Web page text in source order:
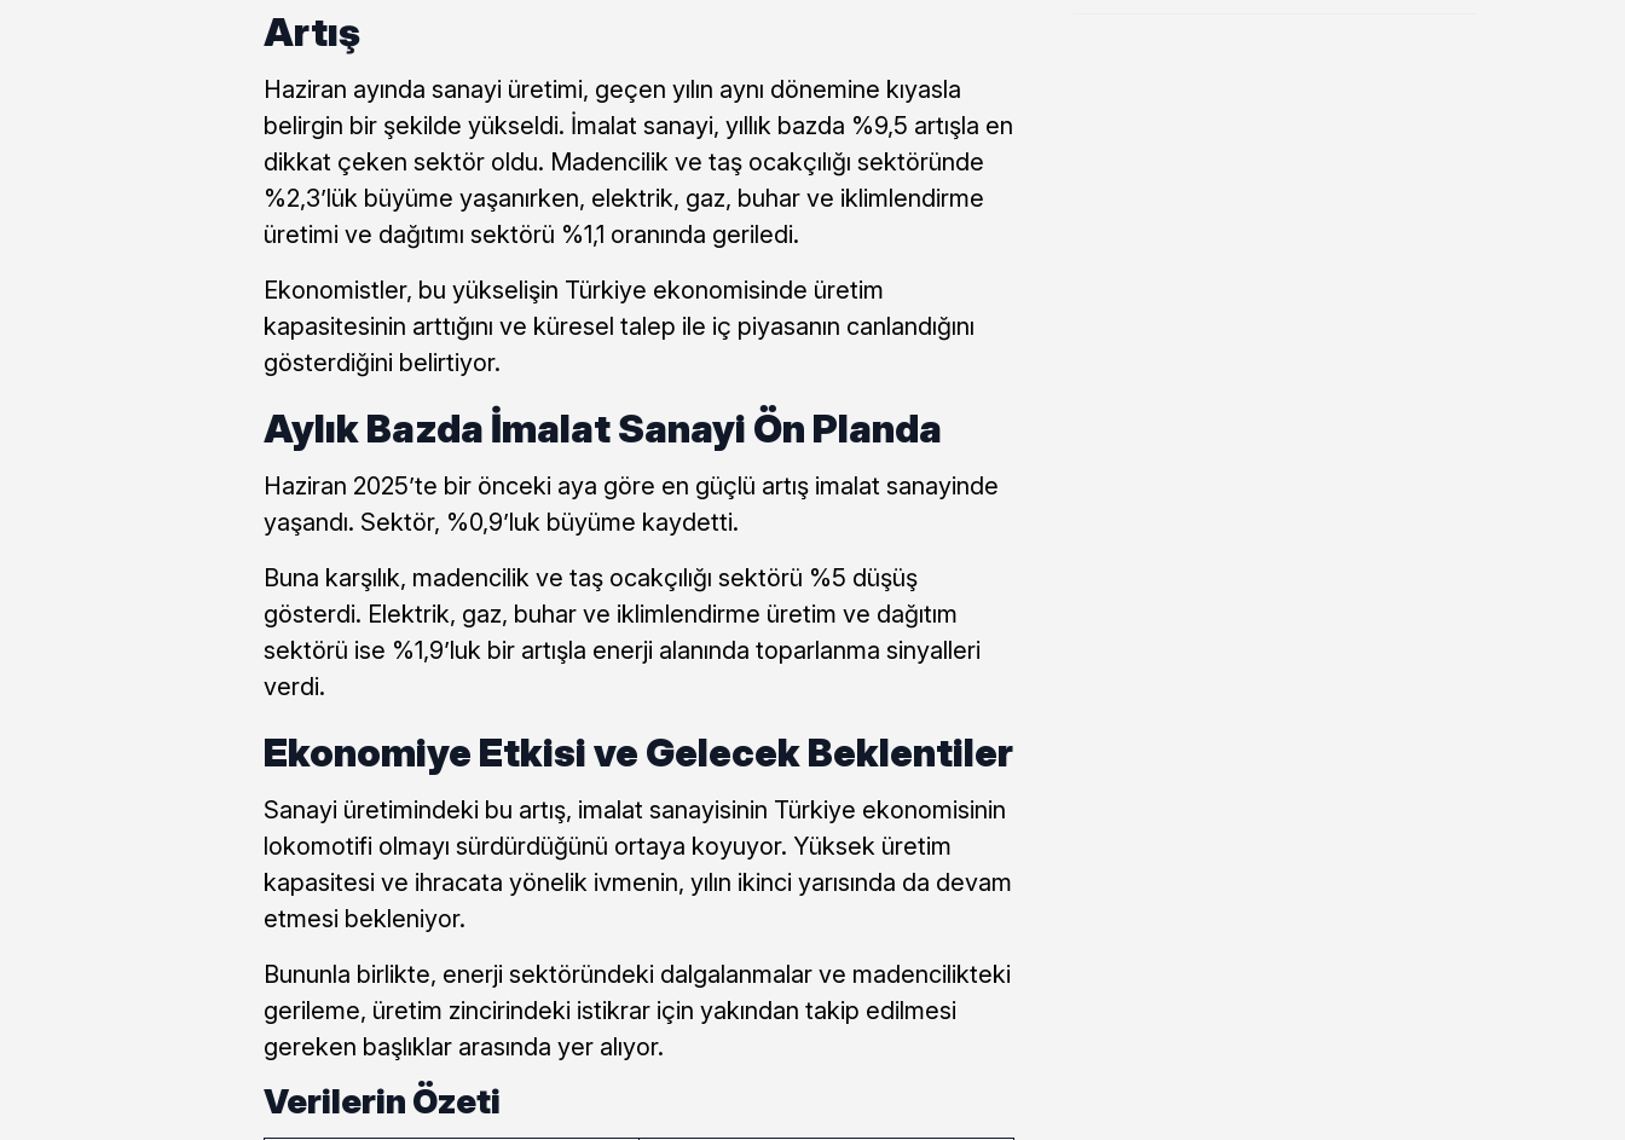
Artış
Haziran ayında sanayi üretimi, geçen yılın aynı dönemine kıyasla
belirgin bir şekilde yükseldi. İmalat sanayi, yıllık bazda %9,5 artışla en
dikkat çeken sektör oldu. Madencilik ve taş ocakçılığı sektöründe
%2,3’lük büyüme yaşanırken, elektrik, gaz, buhar ve iklimlendirme
üretimi ve dağıtımı sektörü %1,1 oranında geriledi.
Ekonomistler, bu yükselişin Türkiye ekonomisinde üretim
kapasitesinin arttığını ve küresel talep ile iç piyasanın canlandığını
gösterdiğini belirtiyor.
Aylık Bazda İmalat Sanayi Ön Planda
Haziran 2025’te bir önceki aya göre en güçlü artış imalat sanayinde
yaşandı. Sektör, %0,9’luk büyüme kaydetti.
Buna karşılık, madencilik ve taş ocakçılığı sektörü %5 düşüş
gösterdi. Elektrik, gaz, buhar ve iklimlendirme üretim ve dağıtım
sektörü ise %1,9’luk bir artışla enerji alanında toparlanma sinyalleri
verdi.
Ekonomiye Etkisi ve Gelecek Beklentiler
Sanayi üretimindeki bu artış, imalat sanayisinin Türkiye ekonomisinin
lokomotifi olmayı sürdürdüğünü ortaya koyuyor. Yüksek üretim
kapasitesi ve ihracata yönelik ivmenin, yılın ikinci yarısında da devam
etmesi bekleniyor.
Bununla birlikte, enerji sektöründeki dalgalanmalar ve madencilikteki
gerileme, üretim zincirindeki istikrar için yakından takip edilmesi
gereken başlıklar arasında yer alıyor.
Verilerin Özeti